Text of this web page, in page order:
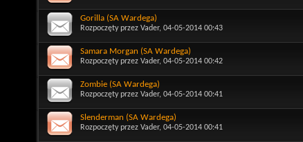
Gorilla (SA Wardega)
Rozpoczęty przez Vader, 04-05-2014 00:43
Samara Morgan (SA Wardega)
Rozpoczęty przez Vader, 04-05-2014 00:42
Zombie (SA Wardega)
Rozpoczęty przez Vader, 04-05-2014 00:41
Slenderman (SA Wardega)
Rozpoczęty przez Vader, 04-05-2014 00:41